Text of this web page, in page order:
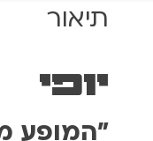
ש
לתיאור
יופי
"המופע